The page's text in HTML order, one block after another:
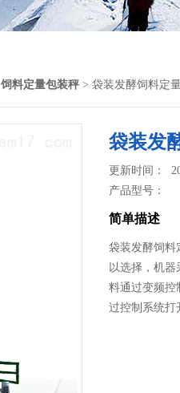
饲料定量包装秤 > 袋装发酵饲料定
袋装发
更新时间：
产品型号：
简单描述
袋装发酵饲料
以选择，机
料通过变频控
过控制系统打